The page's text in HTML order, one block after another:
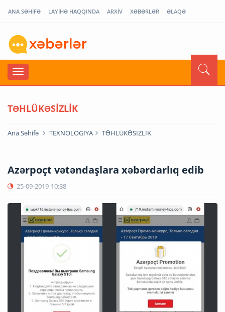
ANA SƏHİFƏ LAYİHƏ HAQQINDA ARXİV XƏBƏRLƏR ƏLAQƏ
TƏHLÜKƏSİZLİK
Ana Səhifə TEXNOLOGİYA TƏHLÜKƏSİZLİK
Azərpoçt vətəndaşlara xəbərdarlıq edib
25-09-2019 10:38